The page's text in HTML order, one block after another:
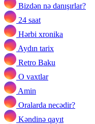
Bizdən nə danışırlar?
24 saat
Hərbi xronika
Aydın tarix
Retro Baku
O vaxtlar
Amin
Oralarda necədir?
Kəndinə qayıt